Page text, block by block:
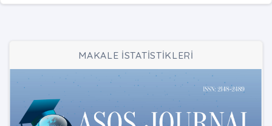
MAKALE İSTATİSTİKLERİ